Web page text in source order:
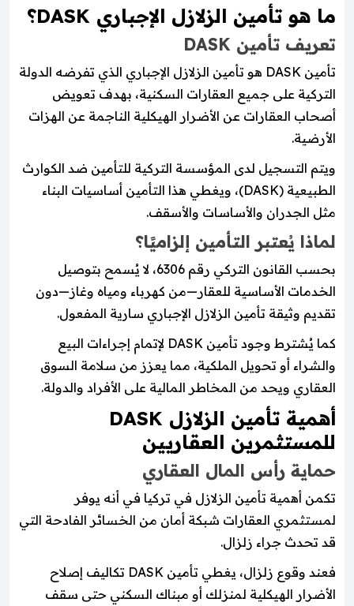
ما هو تأمين الزلازل الإجباري DASK؟
تعريف تأمين DASK
تأمين DASK هو تأمين الزلازل الإجباري الذي تفرضه الدولة
التركية على جميع العقارات السكنية، بهدف تعويض
أصحاب العقارات عن الأضرار الهيكلية الناجمة عن الهزات
الأرضية.
ويتم التسجيل لدى المؤسسة التركية للتأمين ضد الكوارث
الطبيعية (DASK)، ويغطي هذا التأمين أساسيات البناء
مثل الجدران والأساسات والأسقف.
لماذا يُعتبر التأمين إلزاميًا؟
بحسب القانون التركي رقم 6306، لا يُسمح بتوصيل
الخدمات الأساسية للعقار—من كهرباء ومياه وغاز—دون
تقديم وثيقة تأمين الزلازل الإجباري سارية المفعول.
كما يُشترط وجود تأمين DASK لإتمام إجراءات البيع
والشراء أو تحويل الملكية، مما يعزز من سلامة السوق
العقاري ويحد من المخاطر المالية على الأفراد والدولة.
أهمية تأمين الزلازل DASK
للمستثمرين العقاريين
حماية رأس المال العقاري
تكمن أهمية تأمين الزلازل في تركيا في أنه يوفر
لمستثمري العقارات شبكة أمان من الخسائر الفادحة التي
قد تحدث جراء زلزال.
فعند وقوع زلزال، يغطي تأمين DASK تكاليف إصلاح
الأضرار الهيكلية لمنزلك أو مبناك السكني حتى سقف